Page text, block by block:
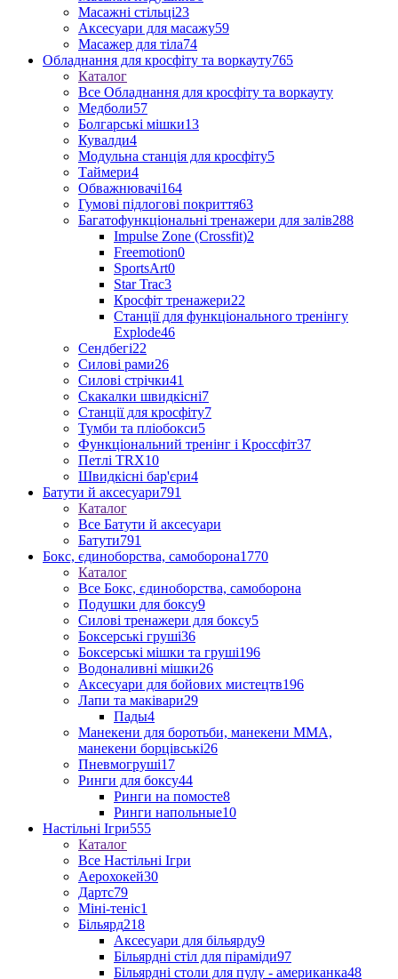
Масажні стільці23
Аксесуари для масажу59
Масажер для тіла74
Обладнання для кросфіту та воркауту765
Каталог
Все Обладнання для кросфіту та воркауту
Медболи57
Болгарські мішки13
Кувалди4
Модульна станція для кросфіту5
Таймери4
Обважнювачі164
Гумові підлогові покриття63
Багатофункціональні тренажери для залів288
Impulse Zone (Crossfit)2
Freemotion0
SportsArt0
Star Trac3
Кросфіт тренажери22
Станції для функціонального тренінгу
Explode46
Сендбегі22
Силові рами26
Силові стрічки41
Скакалки швидкісні7
Станції для кросфіту7
Тумби та пліобокси5
Функціональний тренінг і Кроссфіт37
Петлі TRX10
Швидкісні бар'єри4
Батути й аксесуари791
Каталог
Все Батути й аксесуари
Батути791
Бокс, єдиноборства, самоборона1770
Каталог
Все Бокс, єдиноборства, самоборона
Подушки для боксу9
Силові тренажери для боксу5
Боксерські груші36
Боксерські мішки та груші196
Водоналивні мішки26
Аксесуари для бойових мистецтв196
Лапи та маківари29
Пады4
Манекени для боротьби, манекени ММА,
манекени борцівські26
Пневмогруші17
Ринги для боксу44
Ринги на помосте8
Ринги напольные10
Настільні Ігри555
Каталог
Все Настільні Ігри
Аерохокей30
Дартс79
Міні-теніс1
Більярд218
Аксесуари для більярду9
Більярдні стіл для піраміди97
Більярдні столи для пулу - американка48